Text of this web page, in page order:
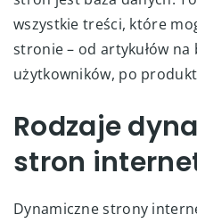
wszystkie treści, które
stronie – od artykułów
użytkowników, po
Rodzaje
stron
Dynamiczne strony